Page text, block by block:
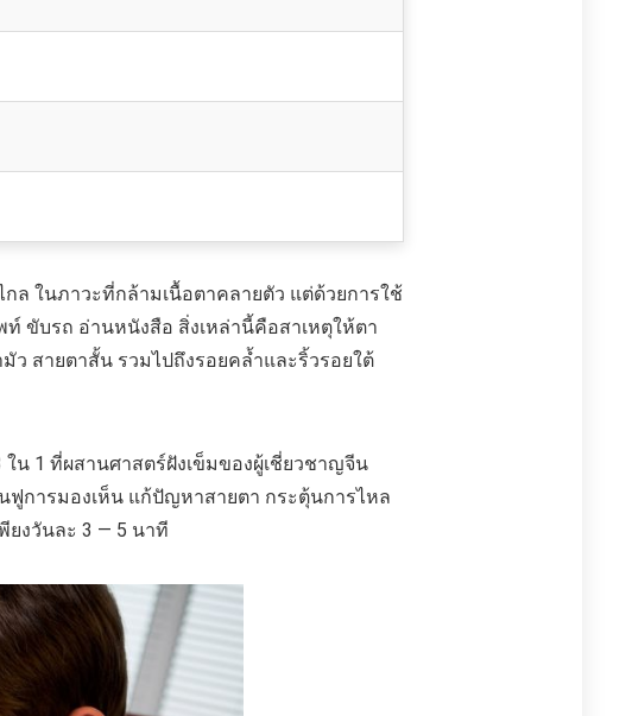
ล ในภาวะที่กล้ามเนื้อตาคลายตัว แต่ด้วยการใช้
ขับรถ อ่านหนังสือ สิ่งเหล่านี้คือสาเหตุให้ตา
ว สายตาสั้น รวมไปถึงรอยคล้ำและริ้วรอยใต้
น 1 ที่ผสานศาสตร์ฝังเข็มของผู้เชี่ยวชาญจีน
การมองเห็น แก้ปัญหาสายตา กระตุ้นการไหล
ยงวันละ 3 — 5 นาที